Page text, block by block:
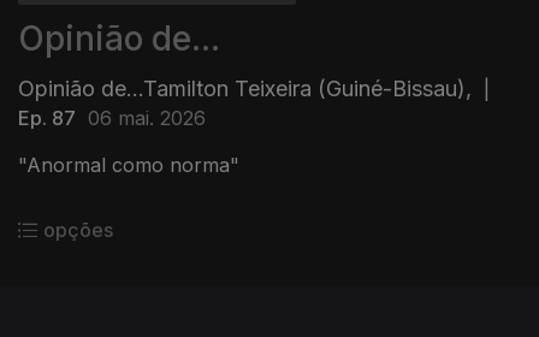
Opinião de...
Opinião de...Tamilton Teixeira (Guiné-Bissau),
Ep. 87 06 mai. 2026
"Anormal como norma"
opções